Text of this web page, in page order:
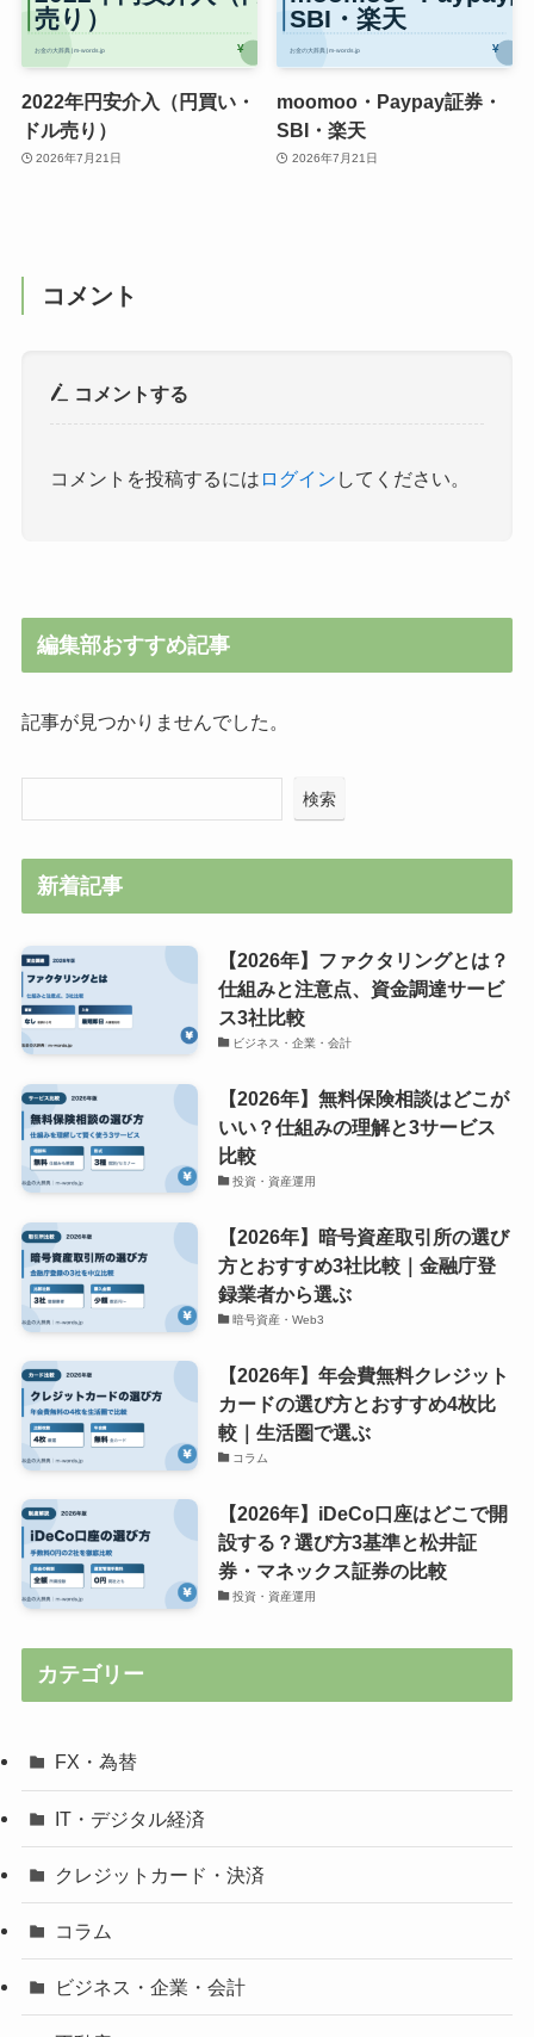
2022年円安介入（円買い・
ドル売り）
2026年7月21日
moomoo・Paypay証券・
SBI・楽天
2026年7月21日
コメント
コメントする
コメントを投稿するには ログイン してください。
編集部おすすめ記事
記事が見つかりませんでした。
検索
新着記事
【2026年】ファクタリングとは？
仕組みと注意点、資金調達サービ
ス3社比較
ビジネス・企業・会計
【2026年】無料保険相談はどこが
いい？仕組みの理解と3サービス
比較
投資・資産運用
【2026年】暗号資産取引所の選び
方とおすすめ3社比較｜金融庁登
録業者から選ぶ
暗号資産・Web3
【2026年】年会費無料クレジット
カードの選び方とおすすめ4枚比
較｜生活圏で選ぶ
コラム
【2026年】iDeCo口座はどこで開
設する？選び方3基準と松井証
券・マネックス証券の比較
投資・資産運用
カテゴリー
FX・為替
IT・デジタル経済
クレジットカード・決済
コラム
ビジネス・企業・会計